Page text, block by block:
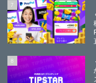
7
8